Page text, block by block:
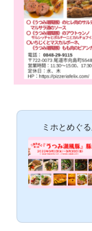
ミホとめぐ